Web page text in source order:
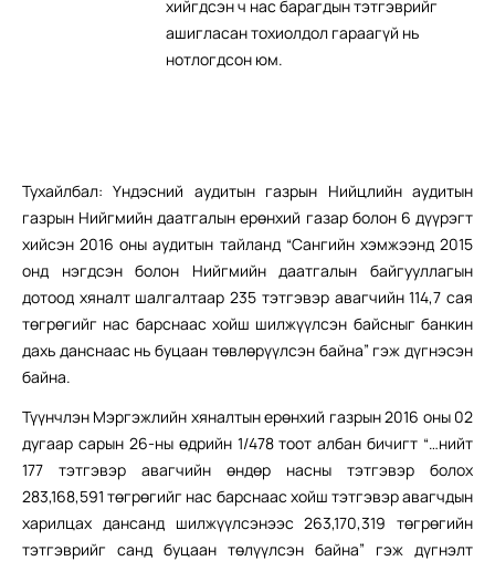
хийгдсэн ч нас барагдын тэтгэврийг
ашигласан тохиолдол гараагүй нь
нотлогдсон юм.
Тухайлбал: Үндэсний аудитын газрын Нийцлийн аудитын
газрын Нийгмийн даатгалын ерөнхий газар болон 6 дүүрэгт
хийсэн 2016 оны аудитын тайланд “Сангийн хэмжээнд 2015
онд нэгдсэн болон Нийгмийн даатгалын байгууллагын
дотоод хяналт шалгалтаар 235 тэтгэвэр авагчийн 114,7 сая
төгрөгийг нас барснаас хойш шилжүүлсэн байсныг банкин
дахь данснаас нь буцаан төвлөрүүлсэн байна” гэж дүгнэсэн
байна.
Түүнчлэн Мэргэжлийн хяналтын ерөнхий газрын 2016 оны 02
дугаар сарын 26-ны өдрийн 1/478 тоот албан бичигт “…нийт
177 тэтгэвэр авагчийн өндөр насны тэтгэвэр болох
283,168,591 төгрөгийг нас барснаас хойш тэтгэвэр авагчдын
харилцах дансанд шилжүүлсэнээс 263,170,319 төгрөгийн
тэтгэврийг санд буцаан төлүүлсэн байна” гэж дүгнэлт